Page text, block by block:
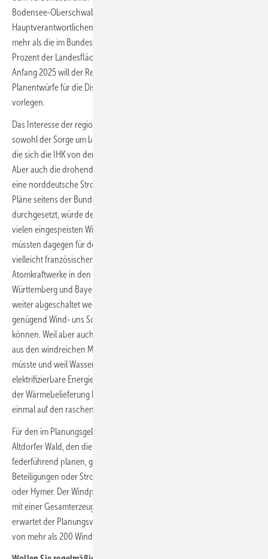
Bodensee-Oberschwaben zitiert (RVBO), wollen die RVBO-
Hauptverantwortlichen eine Fläche von zwei Prozent und damit leicht
mehr als die im Bundesgesetz von Baden-Württemberg verlangten 1,8
Prozent der Landesfläche für die Nutzung freigeben. Spätestens
Anfang 2025 will der Regionalverbandsdirektor erklärtermaßen die
Planentwürfe für die Diskussion in der Öffentlichkeit und in der Politik
vorlegen.
Das Interesse der regionalen Wirtschaft ist gemäß dem IHK-Vorstoß
sowohl der Sorge um bezahlbare günstige Strompreise geschuldet,
die sich die IHK von den Windparks oder auch Solarparks verspricht.
Aber auch die drohende Aufteilung Deutschlands in eine süd- und
eine norddeutsche Strompreiszone bewegt den IHK. Würden solche
Pläne seitens der Bundesnetzagentur ernsthaft verfolgt und
durchgesetzt, würde der Strom in Norddeutschland aufgrund des
vielen eingespeisten Windstroms günstiger. Süddeutsche Netzkunden
müssten dagegen für den Import von norddeutschem Wind- und
vielleicht französischem Atomstrom draufzahlen – weil Kohle- und
Atomkraftwerke in den beiden südlichen Bundesländern Baden-
Württemberg und Bayern inzwischen abgeschaltet wurden oder
weiter abgeschaltet werden, aber in einem Negativszenario nicht
genügend Wind- uns Sonnenkraftanlagen die Versorgungslücke füllen
können. Weil aber auch nach einem Zubau von Windkraft noch Strom
aus den windreichen Meeresgebieten nach Süddeutschland fließen
müsste und weil Wasserstoff als grüner Treibstoff für nicht
elektrifizierbare Energieversorgungsbereiche etwa im Verkehr oder in
der Wärmebelieferung benötigt wird, drängte die IHK auch noch
einmal auf den raschen Ausbau der Netze.
Für den im Planungsgebiet bereits weitgehend projektierten Windpark
Altdorfer Wald, den die Stadtwerke des Donau-Oberzentrums Ulm
federführend planen, gibt es beispielsweise bereits Interesse an
Beteiligungen oder Stromlieferverträgen durch Konzerne wie MTU
oder Hymer. Der Windpark könnte bis zu 39 Anlagen entstehen lassen
mit einer Gesamterzeugungskapazität von 280 Megawatt. Insgesamt
erwartet der Planungsverband ein Raumpotenzial für die Windkraft
von mehr als 200 Windenergieanlagen bereitstellen zu können.